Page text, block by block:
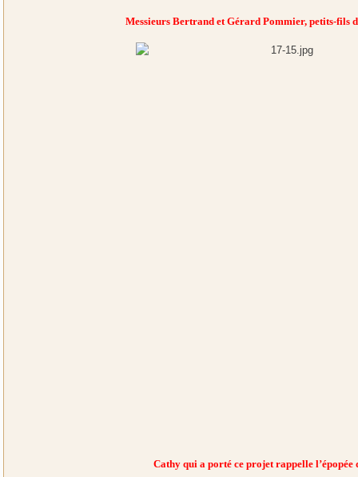
Messieurs Bertrand et Gérard Pommier, petits-fils
Cathy qui a porté ce projet rappelle l’épopée